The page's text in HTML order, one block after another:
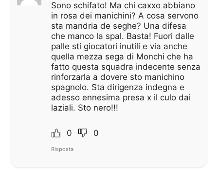
Sono schifato! Ma chi caxxo abbiano
in rosa dei manichini? A cosa servono
sta mandria de seghe? Una difesa
che manco la spal. Basta! Fuori dalle
palle sti giocatori inutili e via anche
quella mezza sega di Monchi che ha
fatto questa squadra indecente senza
rinforzarla a dovere sto manichino
spagnolo. Sta dirigenza indegna e
adesso ennesima presa x il culo dai
laziali. Sto nero!!!
0 0
Risposta